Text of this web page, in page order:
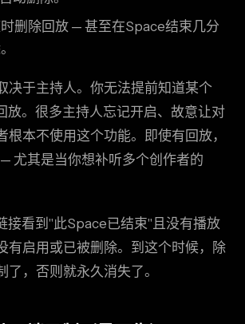
删除回放 — 甚至在Space结束几分
决于主持人。你无法提前知道某个
放。很多主持人忘记开启、故意让对
根本不使用这个功能。即使有回放，
尤其是当你想补听多个创作者的
接看到"此Space已结束"且没有播放
有启用或已被删除。到这个时候，除
了，否则就永久消失了。